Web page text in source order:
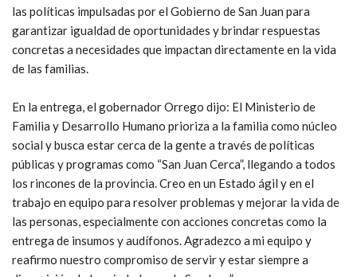
las políticas impulsadas por el Gobierno de San Juan para
garantizar igualdad de oportunidades y brindar respuestas
concretas a necesidades que impactan directamente en la vida
de las familias.
En la entrega, el gobernador Orrego dijo: El Ministerio de
Familia y Desarrollo Humano prioriza a la familia como núcleo
social y busca estar cerca de la gente a través de políticas
públicas y programas como “San Juan Cerca”, llegando a todos
los rincones de la provincia. Creo en un Estado ágil y en el
trabajo en equipo para resolver problemas y mejorar la vida de
las personas, especialmente con acciones concretas como la
entrega de insumos y audífonos. Agradezco a mi equipo y
reafirmo nuestro compromiso de servir y estar siempre a